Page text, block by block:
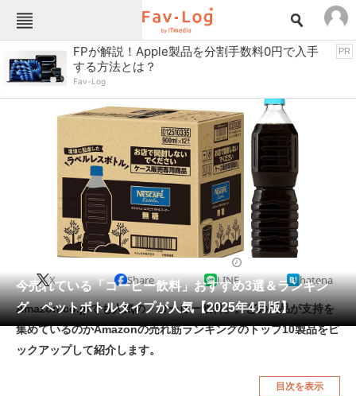
Fav-Logカテゴリー一覧
TOP
インテリア・収納 おもちゃ・ホビー
キッチン家電
キッチン用品 ゲーム
コンテンツ・サービス スイーツ・お菓子
スポーツ・レジャー スマホ・携帯電話
パソコン・タブレット ファッション
ペット 家電
工具・DIY 本・DVD・CD
生活家電
FPが解説！Apple製品を分割手数料0円で入手
する方法とは？
Fav-Log
PR
今売れている「コーヒー飲料」おすすめ3選＆ランキン
グ ペットボトルタイプが人気【2025年4月版】
X Share LINE hatena
Amazon.co.jpでも人気の「コーヒー飲料」。どの製品が支持を
集めているのかAmazonの売れ筋ランキングのトップ10製品をピ
ックアップして紹介します。
目次を表示